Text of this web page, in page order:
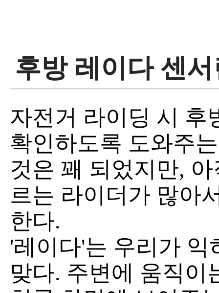
후방 레이다 센서
자전거 라이딩 시 후
확인하도록 도와주
것은 꽤 되었지만,
르는 라이더가 많아
한다.
'레이다'는 우리가
맞다. 주변에 움직이